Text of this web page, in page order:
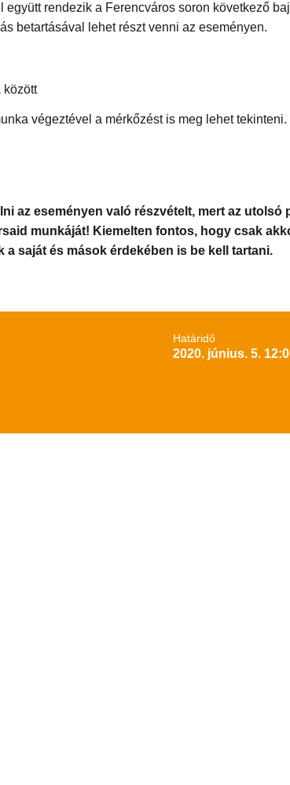
rendezik a Ferencváros soron következő
betartásával lehet részt venni az eseményen.
között
végeztével a mérkőzést is meg lehet tekinteni.
az eseményen való részvételt, mert az utolsó
munkáját! Kiemelten fontos, hogy csak
saját és mások érdekében is be kell tartani.
Határidő
2020. június. 5.